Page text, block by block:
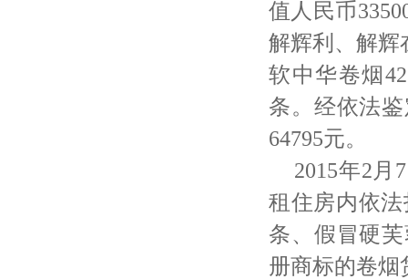
值人民币
解辉利、解辉
软中华卷烟
条。经依法
64795元。
2015年2月
租住房内依
条、假冒硬
册商标的卷烟